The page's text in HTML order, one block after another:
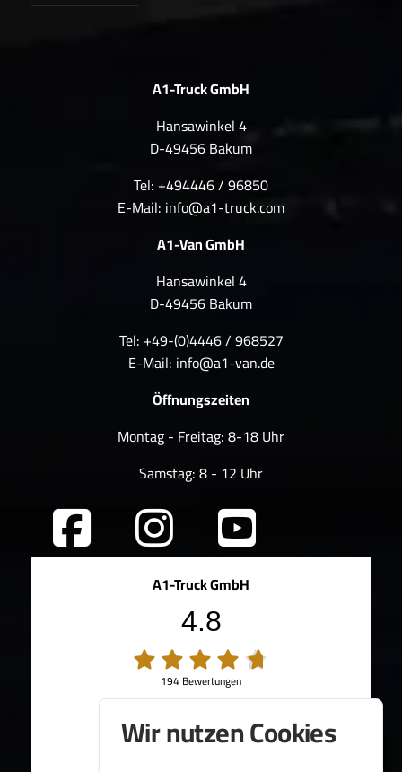
A1-Truck GmbH
Hansawinkel 4
D-49456 Bakum
Tel: +494446 / 96850
E-Mail: info@a1-truck.com
A1-Van GmbH
Hansawinkel 4
D-49456 Bakum
Tel: +49-(0)4446 / 968527
E-Mail: info@a1-van.de
Öffnungszeiten
Montag - Freitag: 8-18 Uhr
Samstag: 8 - 12 Uhr
A1-Truck GmbH
4.8
194 Bewertungen
95%Fahrzeug wie beschrieben
Wir nutzen Cookies